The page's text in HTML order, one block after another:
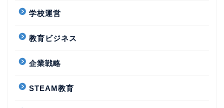
学校運営
教育ビジネス
企業戦略
STEAM教育